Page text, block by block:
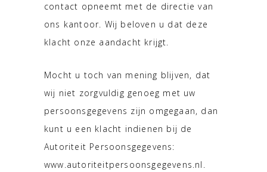
contact opneemt met de directie van
ons kantoor. Wij beloven u dat deze
klacht onze aandacht krijgt.
Mocht u toch van mening blijven, dat
wij niet zorgvuldig genoeg met uw
persoonsgegevens zijn omgegaan, dan
kunt u een klacht indienen bij de
Autoriteit Persoonsgegevens:
www.autoriteitpersoonsgegevens.nl.